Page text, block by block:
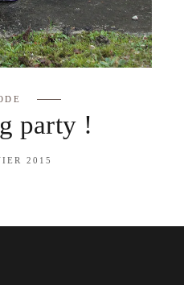
party !
2015